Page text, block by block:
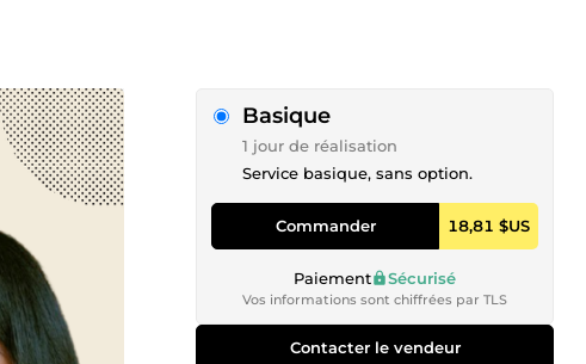
Basique
1 jour de réalisation
Service basique, sans option.
Commander 18,81 $US
Paiement Sécurisé
Vos informations sont chiffrées par TLS
Contacter le vendeur